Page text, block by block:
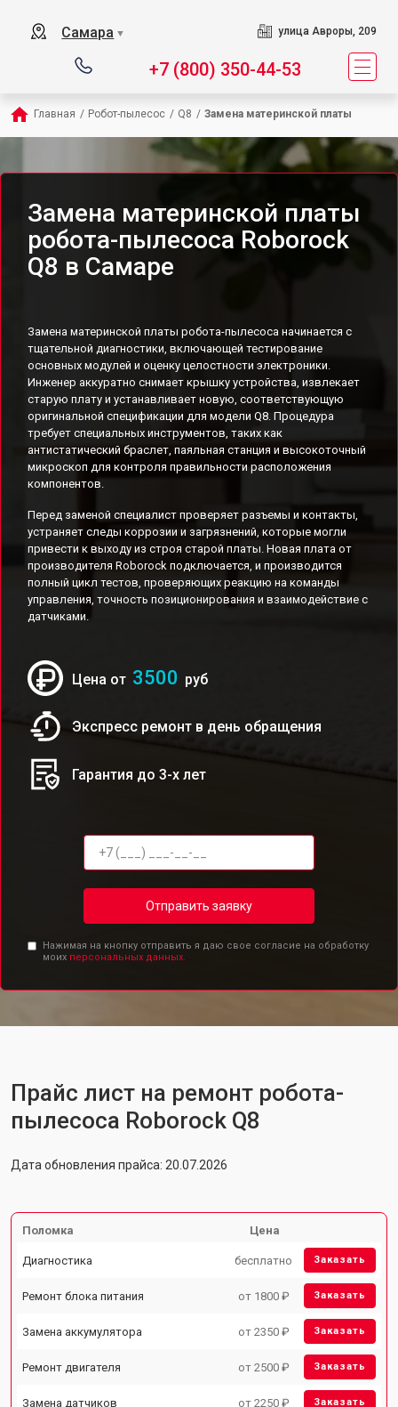
Самара ▼ улица Авроры, 209
+7 (800) 350-44-53
Главная / Робот-пылесос / Q8 / Замена материнской платы
Замена материнской платы
робота-пылесоса Roborock
Q8 в Самаре
Замена материнской платы робота-пылесоса начинается с
тщательной диагностики, включающей тестирование
основных модулей и оценку целостности электроники.
Инженер аккуратно снимает крышку устройства, извлекает
старую плату и устанавливает новую, соответствующую
оригинальной спецификации для модели Q8. Процедура
требует специальных инструментов, таких как
антистатический браслет, паяльная станция и высокоточный
микроскоп для контроля правильности расположения
компонентов.
Перед заменой специалист проверяет разъемы и контакты,
устраняет следы коррозии и загрязнений, которые могли
привести к выходу из строя старой платы. Новая плата от
производителя Roborock подключается, и производится
полный цикл тестов, проверяющих реакцию на команды
управления, точность позиционирования и взаимодействие с
датчиками.
Цена от 3500 руб
Экспресс ремонт в день обращения
Гарантия до 3-х лет
Отправить заявку
Нажимая на кнопку отправить я даю свое согласие на обработку
моих персональных данных.
Прайс лист на ремонт робота-
пылесоса Roborock Q8
Дата обновления прайса: 20.07.2026
Поломка Цена
Диагностика бесплатно Заказать
Ремонт блока питания от 1800 ₽ Заказать
Замена аккумулятора от 2350 ₽ Заказать
Ремонт двигателя от 2500 ₽ Заказать
Замена датчиков от 2250 ₽ Заказать